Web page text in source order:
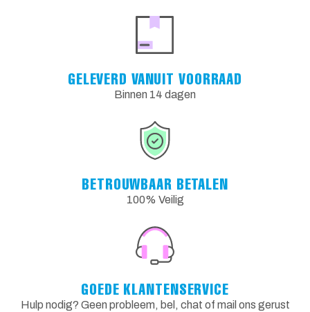
GELEVERD VANUIT VOORRAAD
Binnen 14 dagen
BETROUWBAAR BETALEN
100% Veilig
GOEDE KLANTENSERVICE
Hulp nodig? Geen probleem, bel, chat of mail ons gerust